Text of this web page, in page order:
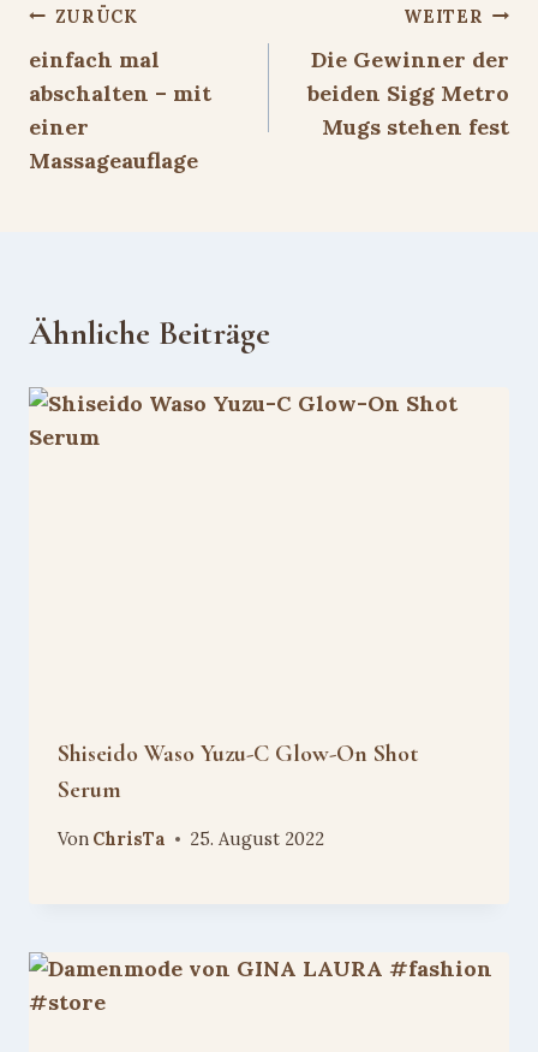
Beitragsnavigation
ZURÜCK
einfach mal
abschalten – mit
einer
Massageauflage
WEITER
Die Gewinner der
beiden Sigg Metro
Mugs stehen fest
Ähnliche Beiträge
Shiseido Waso Yuzu-C Glow-On Shot
Serum
Von ChrisTa 25. August 2022